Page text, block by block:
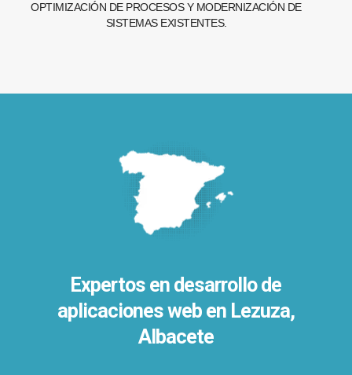
OPTIMIZACIÓN DE PROCESOS Y MODERNIZACIÓN DE
SISTEMAS EXISTENTES.
Expertos en desarrollo de
aplicaciones web en Lezuza,
Albacete